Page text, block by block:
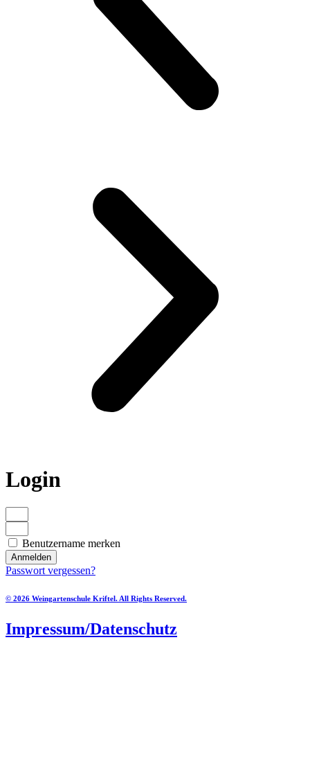
Login
Benutzername merken
Anmelden
Passwort vergessen?
© 2026 Weingartenschule Kriftel. All Rights Reserved.
Impressum/Datenschutz